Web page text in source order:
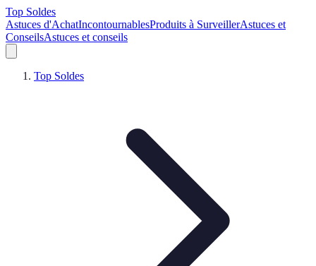
Top Soldes
Astuces d'AchatIncontournablesProduits à SurveillerAstuces et
ConseilsAstuces et conseils
Top Soldes